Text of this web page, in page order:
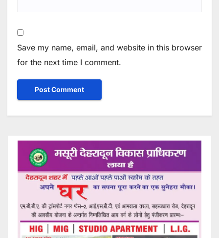
Save my name, email, and website in this browser
for the next time I comment.